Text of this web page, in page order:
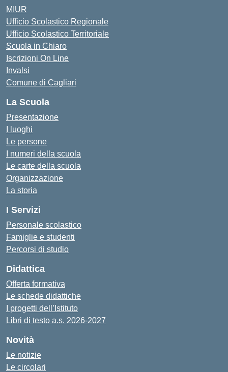
MIUR
Ufficio Scolastico Regionale
Ufficio Scolastico Territoriale
Scuola in Chiaro
Iscrizioni On Line
Invalsi
Comune di Cagliari
La Scuola
Presentazione
I luoghi
Le persone
I numeri della scuola
Le carte della scuola
Organizzazione
La storia
I Servizi
Personale scolastico
Famiglie e studenti
Percorsi di studio
Didattica
Offerta formativa
Le schede didattiche
I progetti dell’Istituto
Libri di testo a.s. 2026-2027
Novità
Le notizie
Le circolari